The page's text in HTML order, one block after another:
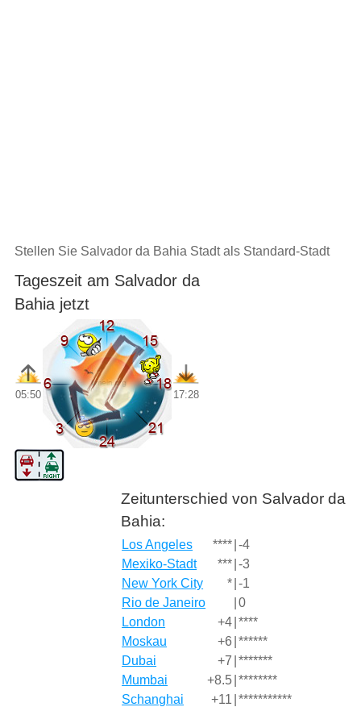
Stellen Sie Salvador da Bahia Stadt als Standard-Stadt
Tageszeit am Salvador da
Bahia jetzt
05:50 17:28
Zeitunterschied von Salvador da
Bahia:
Los Angeles **** -4
Mexiko-Stadt
*** -3
New York City
* -1
Rio de Janeiro
0
London
+4 ****
Moskau
+6 ******
Dubai
+7 *******
Mumbai
+8.5 ********
Schanghai
+11 ***********